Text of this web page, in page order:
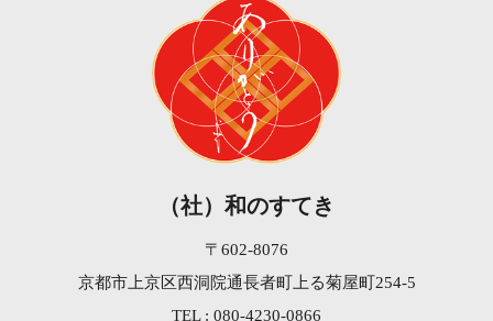
（社）和のすてき
〒602-8076
京都市上京区西洞院通長者町上る菊屋町254-5
TEL : 080-4230-0866